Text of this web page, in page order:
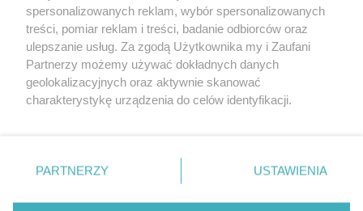
POLITYKA PRYWATNOŚCI
spersonalizowanych reklam, wybór spersonalizowanych
treści, pomiar reklam i treści, badanie odbiorców oraz
ulepszanie usług. Za zgodą Użytkownika my i Zaufani
Partnerzy możemy używać dokładnych danych
geolokalizacyjnych oraz aktywnie skanować
charakterystykę urządzenia do celów identyfikacji.
zmienić/wycofać klikając przycisk ustawień prywatności
znajdujący się w lewym dolnym rogu strony
rodzaje przetwarzania danych nie wymagają zgody
PARTNERZY USTAWIENIA